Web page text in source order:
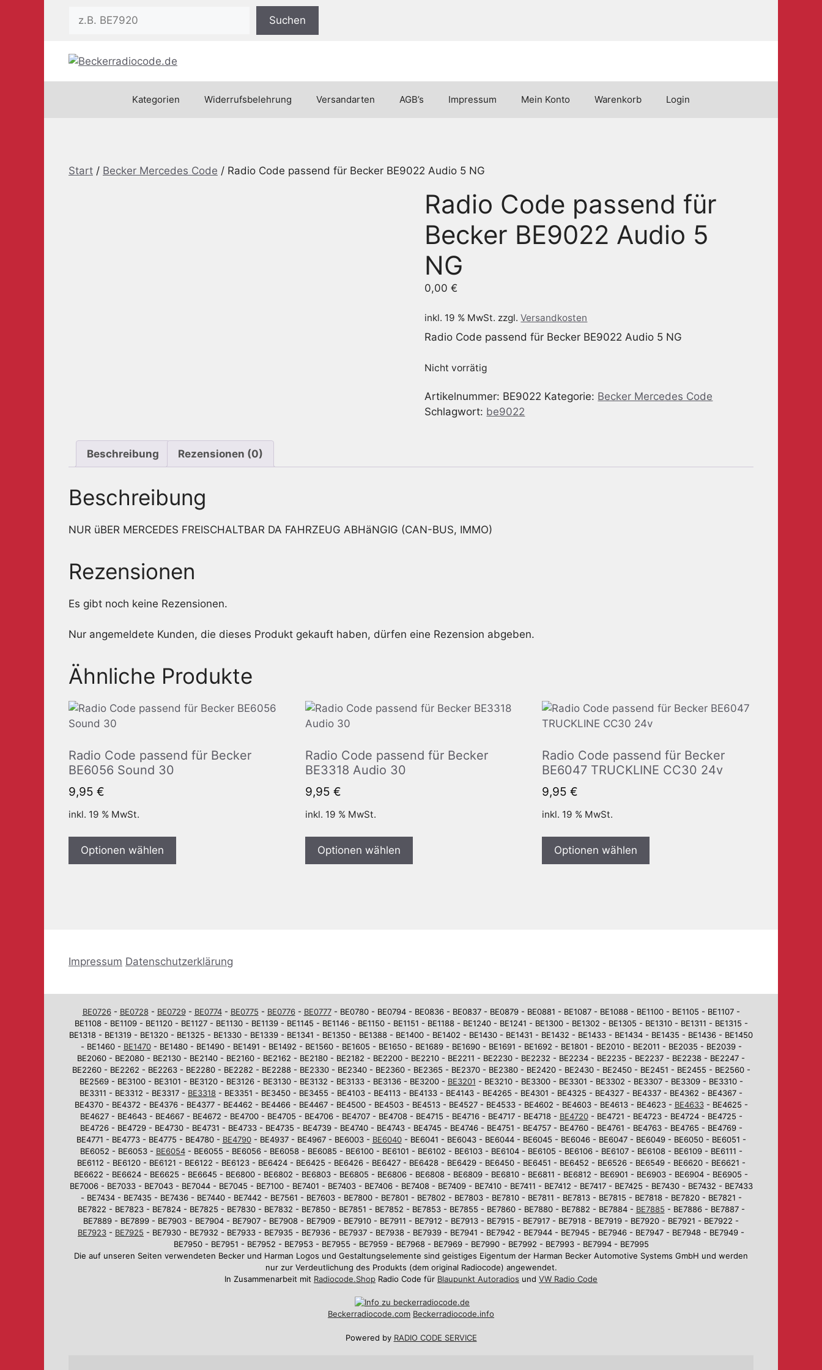
Suchen
Kategorien Widerrufsbelehrung Versandarten AGB’s Impressum Mein Konto Warenkorb Login
Start / Becker Mercedes Code / Radio Code passend für Becker BE9022 Audio 5 NG
Radio Code passend für
Becker BE9022 Audio 5
NG
0,00€
inkl. 19 % MwSt. zzgl.Versandkosten
Radio Code passend für Becker BE9022 Audio 5 NG
Nicht vorrätig
Artikelnummer: BE9022 Kategorie: Becker Mercedes Code
Schlagwort: be9022
Beschreibung Rezensionen (0)
Beschreibung
NUR üBER MERCEDES FREISCHALTBAR DA FAHRZEUG ABHäNGIG (CAN-BUS, IMMO)
Rezensionen
Es gibt noch keine Rezensionen.
Nur angemeldete Kunden, die dieses Produkt gekauft haben, dürfen eine Rezension abgeben.
Ähnliche Produkte
Radio Code passend für Becker
BE6056 Sound 30
9,95 €
inkl. 19 % MwSt.
Optionen wählen
Radio Code passend für Becker
BE3318 Audio 30
9,95 €
inkl. 19 % MwSt.
Optionen wählen
Radio Code passend für Becker
BE6047 TRUCKLINE CC30 24v
9,95 €
inkl. 19 % MwSt.
Optionen wählen
Impressum Datenschutzerklärung
BE0726- BE0728- BE0729- BE0774- BE0775 - BE0776- BE0777- BE0780 - BE0794 - BE0836 - BE0837 - BE0879 - BE0881 - BE1087 - BE1088 - BE1100 - BE1105 - BE1107 -
BE1108 - BE1109 - BE1120 - BE1127 - BE1130 - BE1139 - BE1145 - BE1146 - BE1150 - BE1151 - BE1188 - BE1240 - BE1241 - BE1300 - BE1302 - BE1305 - BE1310 - BE1311 - BE1315 -
BE1318 - BE1319 - BE1320 - BE1325 - BE1330 - BE1339 - BE1341 - BE1350 - BE1388 - BE1400 - BE1402 - BE1430 - BE1431 - BE1432 - BE1433 - BE1434 - BE1435 - BE1436 - BE1450
- BE1460 - BE1470- BE1480 - BE1490 - BE1491 - BE1492 - BE1560 - BE1605 - BE1650 - BE1689 - BE1690 - BE1691 - BE1692 - BE1801 - BE2010 - BE2011 - BE2035 - BE2039 -
BE2060 - BE2080 - BE2130 - BE2140 - BE2160 - BE2162 - BE2180 - BE2182 - BE2200 - BE2210 - BE2211 - BE2230 - BE2232 - BE2234 - BE2235 - BE2237 - BE2238 - BE2247 -
BE2260 - BE2262 - BE2263 - BE2280 - BE2282 - BE2288 - BE2330 - BE2340 - BE2360 - BE2365 - BE2370 - BE2380 - BE2420 - BE2430 - BE2450 - BE2451 - BE2455 - BE2560 -
BE2569 - BE3100 - BE3101 - BE3120 - BE3126 - BE3130 - BE3132 - BE3133 - BE3136 - BE3200 - BE3201 - BE3210 - BE3300 - BE3301 - BE3302 - BE3307 - BE3309 - BE3310 -
BE3311 - BE3312 - BE3317 - BE3318 - BE3351 - BE3450 - BE3455 - BE4103 - BE4113 - BE4133 - BE4143 - BE4265 - BE4301 - BE4325 - BE4327 - BE4337 - BE4362 - BE4367 -
BE4370 - BE4372 - BE4376 - BE4377 - BE4462 - BE4466 - BE4467 - BE4500 - BE4503 - BE4513 - BE4527 - BE4533 - BE4602 - BE4603 - BE4613 - BE4623 - BE4633- BE4625 -
BE4627 - BE4643 - BE4667 - BE4672 - BE4700 - BE4705 - BE4706 - BE4707 - BE4708 - BE4715 - BE4716 - BE4717 - BE4718 - BE4720- BE4721 - BE4723 - BE4724 - BE4725 -
BE4726 - BE4729 - BE4730 - BE4731 - BE4733 - BE4735 - BE4739 - BE4740 - BE4743 - BE4745 - BE4746 - BE4751 - BE4757 - BE4760 - BE4761 - BE4763 - BE4765 - BE4769 -
BE4771 - BE4773 - BE4775 - BE4780 - BE4790- BE4937 - BE4967 - BE6003 - BE6040- BE6041 - BE6043 - BE6044 - BE6045 - BE6046 - BE6047 - BE6049 - BE6050 - BE6051 -
BE6052 - BE6053 - BE6054- BE6055 - BE6056 - BE6058 - BE6085 - BE6100 - BE6101 - BE6102 - BE6103 - BE6104 - BE6105 - BE6106 - BE6107 - BE6108 - BE6109 - BE6111 -
BE6112 - BE6120 - BE6121 - BE6122 - BE6123 - BE6424 - BE6425 - BE6426 - BE6427 - BE6428 - BE6429 - BE6450 - BE6451 - BE6452 - BE6526 - BE6549 - BE6620 - BE6621 -
BE6622 - BE6624 - BE6625 - BE6645 - BE6800 - BE6802 - BE6803 - BE6805 - BE6806 - BE6808 - BE6809 - BE6810 - BE6811 - BE6812 - BE6901 - BE6903 - BE6904 - BE6905 -
BE7006 - BE7033 - BE7043 - BE7044 - BE7045 - BE7100 - BE7401 - BE7403 - BE7406 - BE7408 - BE7409 - BE7410 - BE7411 - BE7412 - BE7417 - BE7425 - BE7430 - BE7432 - BE7433
- BE7434 - BE7435 - BE7436 - BE7440 - BE7442 - BE7561 - BE7603 - BE7800 - BE7801 - BE7802 - BE7803 - BE7810 - BE7811 - BE7813 - BE7815 - BE7818 - BE7820 - BE7821 -
BE7822 - BE7823 - BE7824 - BE7825 - BE7830 - BE7832 - BE7850 - BE7851 - BE7852 - BE7853 - BE7855 - BE7860 - BE7880 - BE7882 - BE7884 - BE7885 - BE7886 - BE7887 -
BE7889 - BE7899 - BE7903 - BE7904 - BE7907 - BE7908 - BE7909 - BE7910 - BE7911 - BE7912 - BE7913 - BE7915 - BE7917 - BE7918 - BE7919 - BE7920 - BE7921 - BE7922 -
BE7923 - BE7925 - BE7930 - BE7932 - BE7933 - BE7935 - BE7936 - BE7937 - BE7938 - BE7939 - BE7941 - BE7942 - BE7944 - BE7945 - BE7946 - BE7947 - BE7948 - BE7949 -
BE7950 - BE7951 - BE7952 - BE7953 - BE7955 - BE7959 - BE7968 - BE7969 - BE7990 - BE7992 - BE7993 - BE7994 - BE7995
Die auf unseren Seiten verwendeten Becker und Harman Logos und Gestaltungselemente sind geistiges Eigentum der Harman Becker Automotive Systems GmbH und werden
nur zur Verdeutlichung des Produkts (dem original Radiocode) angewendet.
In Zusammenarbeit mit Radiocode.Shop Radio Code für Blaupunkt Autoradios und VW Radio Code
Beckerradiocode.com Beckerradiocode.info
Powered by RADIO CODE SERVICE